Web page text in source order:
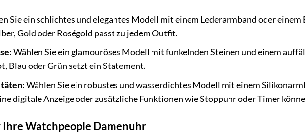
Sie ein schlichtes und elegantes Modell mit einem Lederarmband oder einem
Gold oder Roségold passt zu jedem Outfit.
Wählen Sie ein glamouröses Modell mit funkelnden Steinen und einem
Blau oder Grün setzt ein Statement.
Wählen Sie ein robustes und wasserdichtes Modell mit einem
digitale Anzeige oder zusätzliche Funktionen wie Stoppuhr oder Timer
Watchpeople Damenuhr